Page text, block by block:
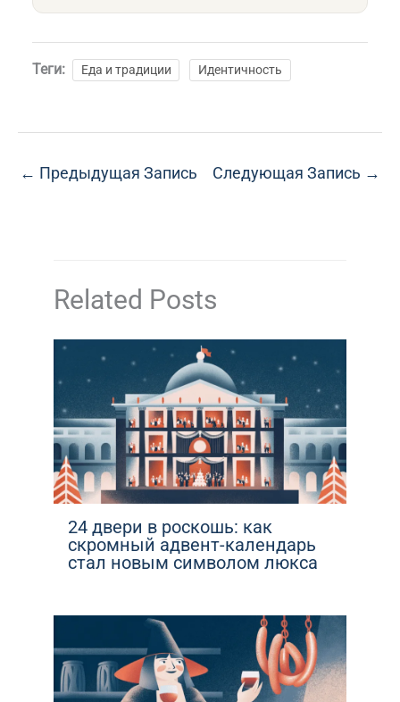
Теги: Еда и традиции Идентичность
← Предыдущая Запись Следующая Запись →
Related Posts
24 двери в роскошь: как
скромный адвент-календарь
стал новым символом люкса